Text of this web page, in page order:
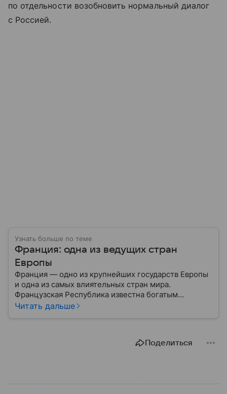
по отдельности возобновить нормальный диалог
с Россией.
Узнать больше по теме
Франция: одна из ведущих стран
Европы
Франция — одно из крупнейших государств Европы
и одна из самых влиятельных стран мира.
Французская Республика известна богатым
культурным наследием, развитой экономикой,
Читать дальше
Поделиться